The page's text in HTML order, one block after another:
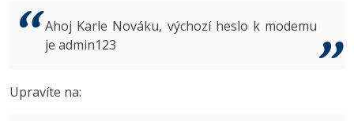
ASP.NET MVC
Best practices
MS-SQL
3D grafik
VB.NET
Copywriting
Inkscape
Ahoj Karle Nováku, výchozí heslo k modemu
je admin123
Upravíte na: